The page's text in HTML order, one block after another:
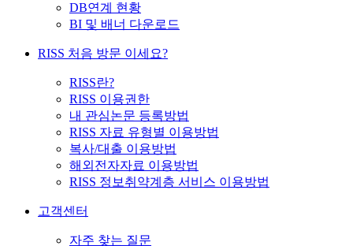
DB연계 현황
BI 및 배너 다운로드
RISS 처음 방문 이세요?
RISS란?
RISS 이용권한
내 관심논문 등록방법
RISS 자료 유형별 이용방법
복사/대출 이용방법
해외전자자료 이용방법
RISS 정보취약계층 서비스 이용방법
고객센터
자주 찾는 질문